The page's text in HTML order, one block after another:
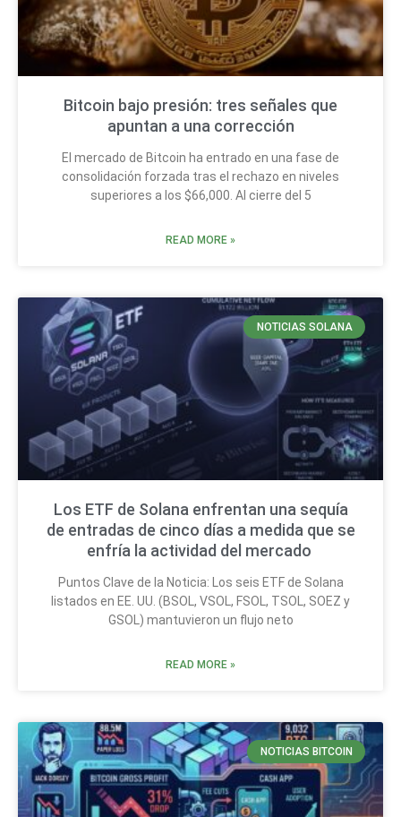
Bitcoin bajo presión: tres señales que
apuntan a una corrección
El mercado de Bitcoin ha entrado en una fase de
consolidación forzada tras el rechazo en niveles
superiores a los $66,000. Al cierre del 5
READ MORE »
NOTICIAS SOLANA
Los ETF de Solana enfrentan una sequía
de entradas de cinco días a medida que se
enfría la actividad del mercado
Puntos Clave de la Noticia: Los seis ETF de Solana
listados en EE. UU. (BSOL, VSOL, FSOL, TSOL, SOEZ y
GSOL) mantuvieron un flujo neto
READ MORE »
NOTICIAS BITCOIN